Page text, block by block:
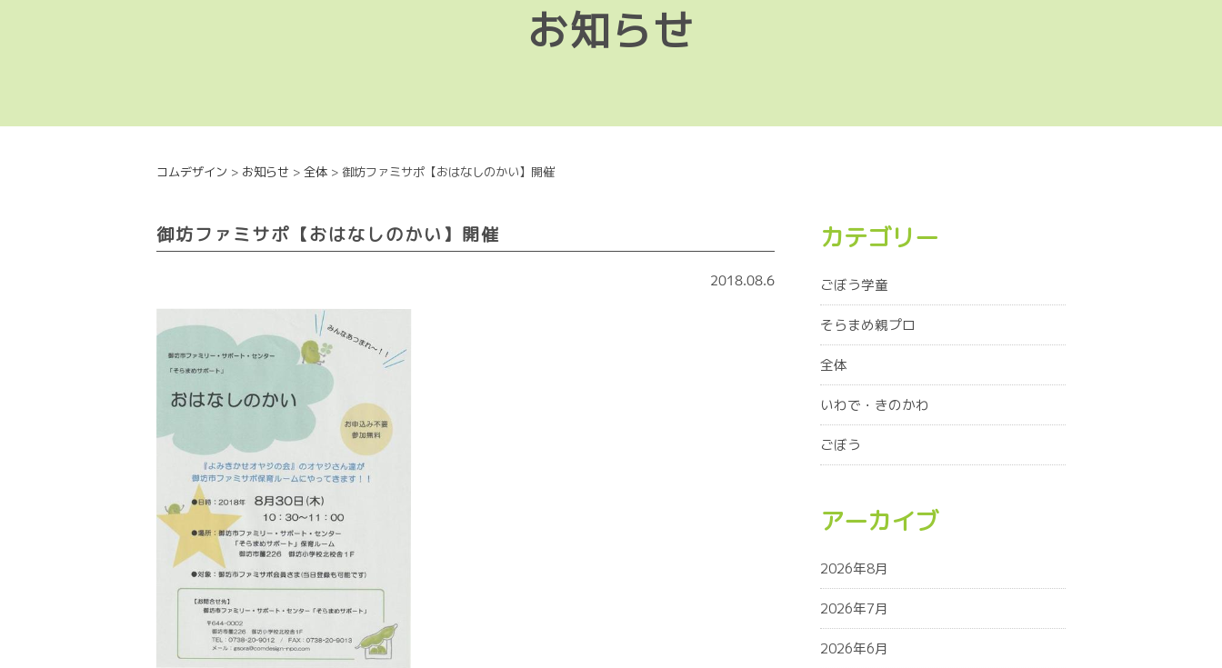
お知らせ
コムデザイン > お知らせ > 全体 > 御坊ファミサポ【おはなしのかい】開催
御坊ファミサポ【おはなしのかい】開催
2018.08.6
カテゴリー
ごぼう学童
そらまめ親プロ
全体
いわで・きのかわ
ごぼう
アーカイブ
2026年8月
2026年7月
2026年6月